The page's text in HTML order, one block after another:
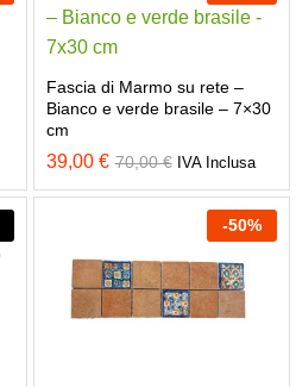
Fascia di Marmo su rete –
Bianco e verde brasile – 7×30
cm
39,00 € 70,00€ IVA Inclusa
-50%